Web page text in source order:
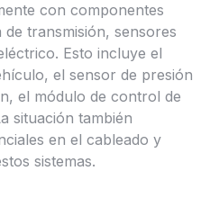
con componentes
transmisión, sensores
Esto incluye el
el sensor de presión
el módulo de control de
situación también
en el cableado y
sistemas.